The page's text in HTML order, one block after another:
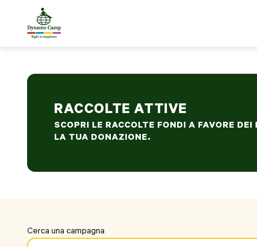
RACCOLTE ATTIVE
SCOPRI LE RACCOLTE FONDI A FAVORE
LA TUA DONAZIONE.
Cerca una campagna